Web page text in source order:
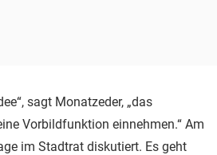
sagt Monatzeder, „das
Vorbildfunktion einnehmen.“ Am
im Stadtrat diskutiert. Es geht